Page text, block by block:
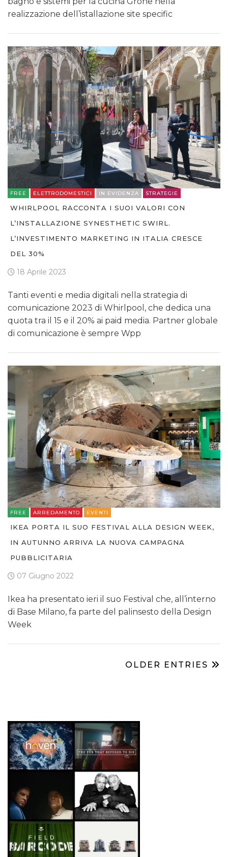
realizzazione dell’istallazione site specific
FREE ELETTRODOMESTICI IN EVIDENZA STRATEGIE
WHIRLPOOL RACCONTA I SUOI VALORI CON
L’INSTALLAZIONE SYNESTHETIC SWIRL.
L’INVESTIMENTO MARKETING IN ITALIA CRESCE
DEL 30%
18 Aprile 2023
Tanti eventi e media digitali nella strategia di
comunicazione 2023 di Whirlpool, che dedica una
quota tra il 15 e il 20% ai paid media. Partner globale
di comunicazione è sempre Wpp
FREE ARREDAMENTO EVENTI
IKEA PORTA IL SUO FESTIVAL ALLA DESIGN WEEK,
IN AUTUNNO ARRIVA LA NUOVA CAMPAGNA
PUBBLICITARIA
07 Giugno 2022
Ikea ha presentato ieri il suo Festival che, all’interno
di Base Milano, fa parte del palinsesto della Design
Week
OLDER ENTRIES